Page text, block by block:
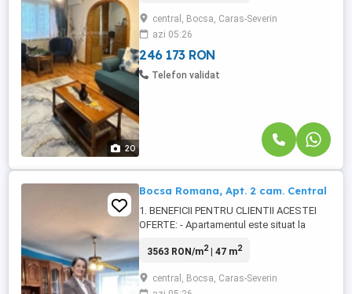
20
spatioasa si un dormitor), 1 bucatarie
mobilata si utilata; 1 balcon foarte mare,
transformat in ...
central, Bocsa, Caras-Severin
azi 05:26
246 173 RON
Telefon validat
Bocsa Romana, Apt. 2 cam. Central
1. BENEFICII PENTRU CLIENTII ACESTEI
OFERTE: - Apartamentul este situat la
P+4 etj., confort 1, decomandat, compus
(sufragerie si un dormitor), 1 bucatarie
3563 RON/m2| 47 m2
central, Bocsa, Caras-Severin